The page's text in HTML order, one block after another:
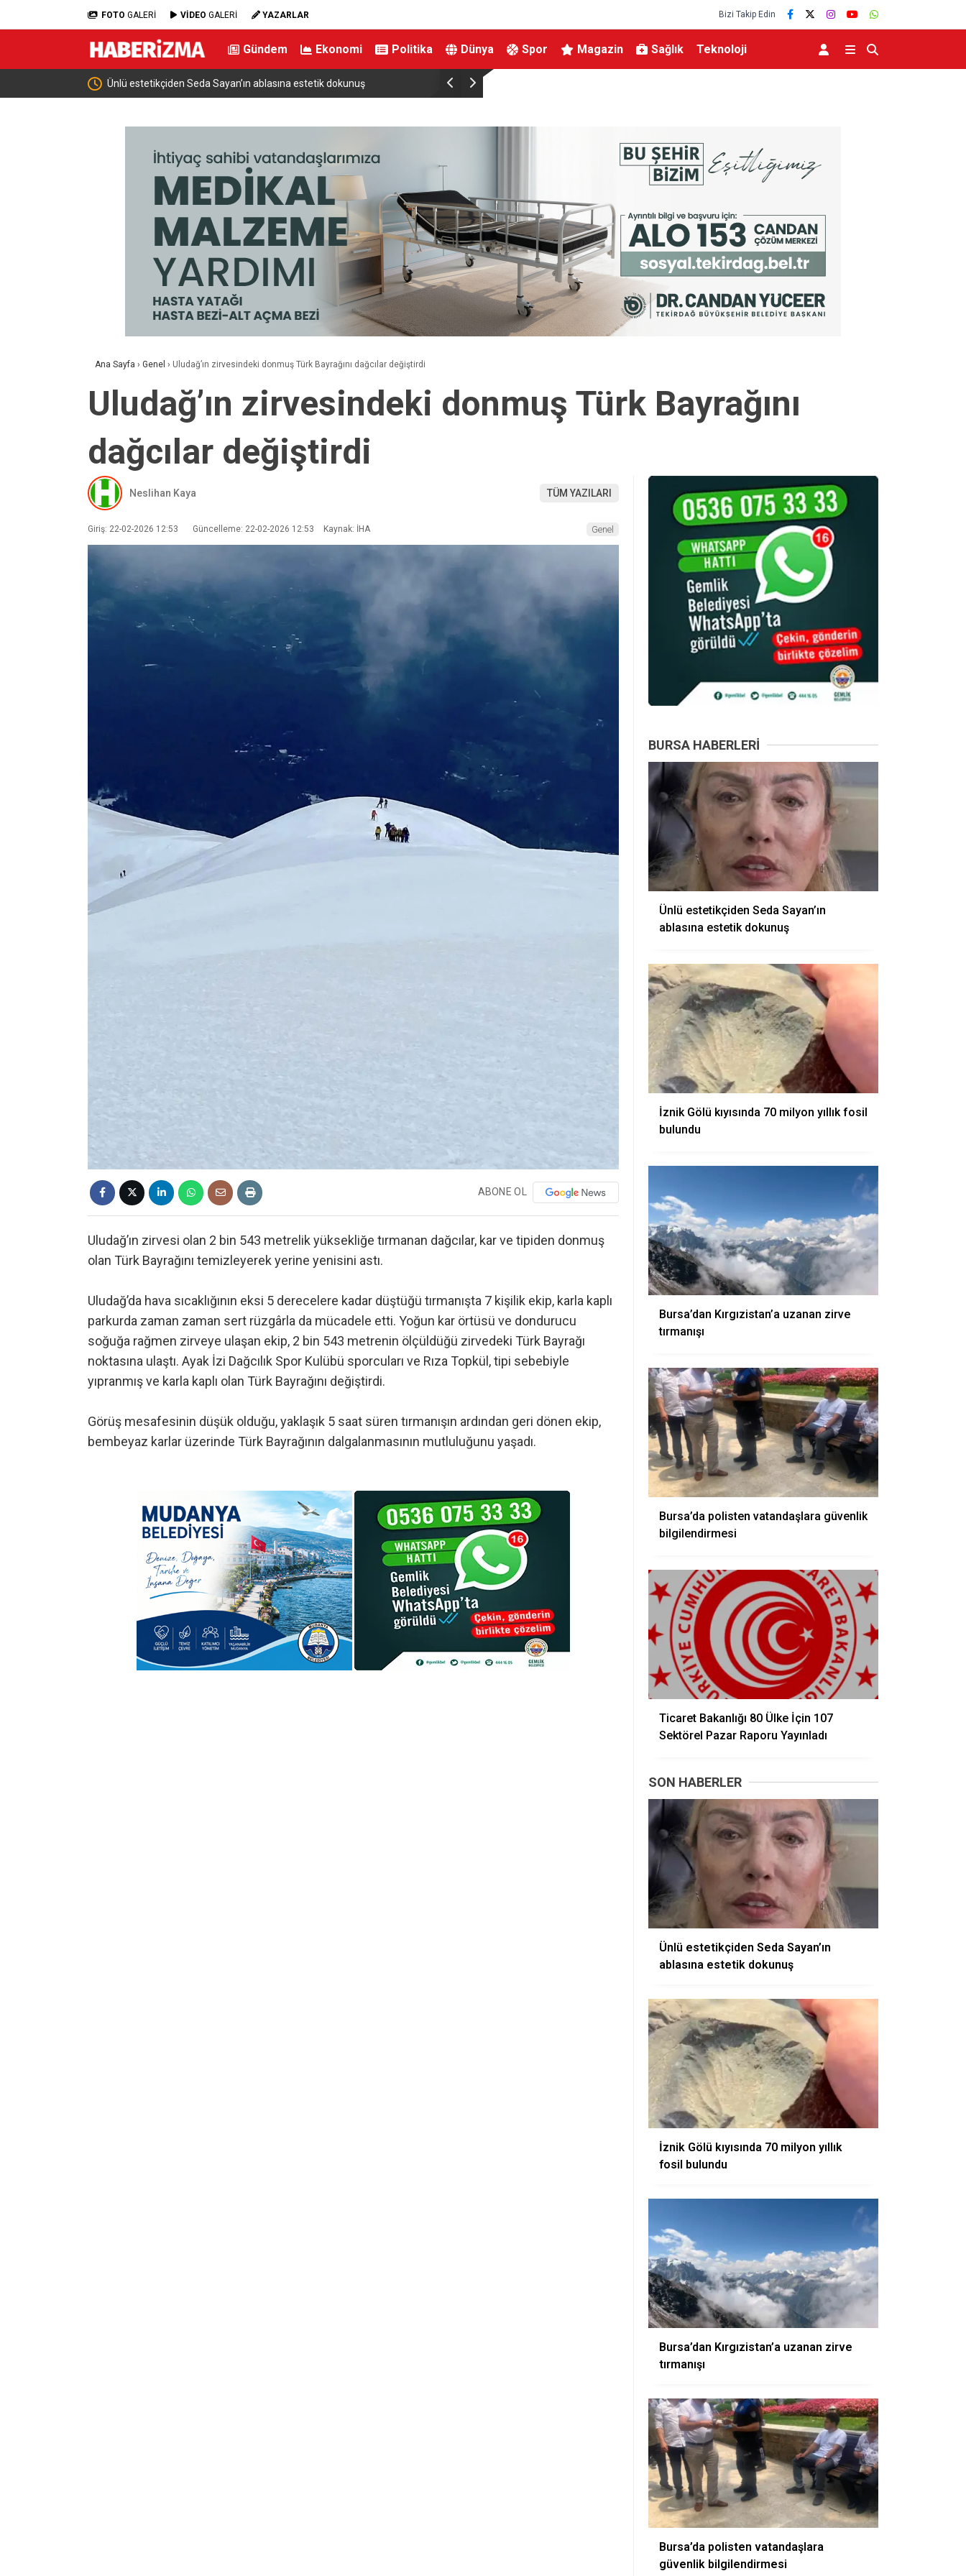
FOTO GALERİ VİDEO GALERİ YAZARLAR Bizi Takip Edin
Gündem Ekonomi Politika Dünya Spor Magazin Sağlık Teknoloji
İznik Gölü kıyısında 70 milyon yıllık fosil bulundu Bursa’dan Kırgızistan’a uzanan zirve tırmanışı
Ana Sayfa › Genel › Uludağ’ın zirvesindeki donmuş Türk Bayrağını dağcılar değiştirdi
Uludağ’ın zirvesindeki donmuş Türk Bayrağını
dağcılar değiştirdi
Neslihan Kaya TÜM YAZILARI
Giriş: 22-02-2026 12:53 Güncelleme: 22-02-2026 12:53 Kaynak: İHA Genel
ABONE OL
Uludağ’ın zirvesi olan 2 bin 543 metrelik yüksekliğe tırmanan dağcılar, kar ve tipiden donmuş
olan Türk Bayrağını temizleyerek yerine yenisini astı.
Uludağ’da hava sıcaklığının eksi 5 derecelere kadar düştüğü tırmanışta 7 kişilik ekip, karla kaplı
parkurda zaman zaman sert rüzgârla da mücadele etti. Yoğun kar örtüsü ve dondurucu
soğuğa rağmen zirveye ulaşan ekip, 2 bin 543 metrenin ölçüldüğü zirvedeki Türk Bayrağı
noktasına ulaştı. Ayak İzi Dağcılık Spor Kulübü sporcuları ve Rıza Topkül, tipi sebebiyle
yıpranmış ve karla kaplı olan Türk Bayrağını değiştirdi.
Görüş mesafesinin düşük olduğu, yaklaşık 5 saat süren tırmanışın ardından geri dönen ekip,
bembeyaz karlar üzerinde Türk Bayrağının dalgalanmasının mutluluğunu yaşadı.
BURSA HABERLERI
Ünlü estetikçiden Seda Sayan’ın
ablasına estetik dokunuş
İznik Gölü kıyısında 70 milyon yıllık fosil
bulundu
Bursa’dan Kırgızistan’a uzanan zirve
tırmanışı
Bursa’da polisten vatandaşlara güvenlik
bilgilendirmesi
Ticaret Bakanlığı 80 Ülke İçin 107
Sektörel Pazar Raporu Yayınladı
SON HABERLER
Ünlü estetikçiden Seda Sayan’ın
ablasına estetik dokunuş
İznik Gölü kıyısında 70 milyon yıllık
fosil bulundu
Bursa’dan Kırgızistan’a uzanan zirve
tırmanışı
Bursa’da polisten vatandaşlara
güvenlik bilgilendirmesi